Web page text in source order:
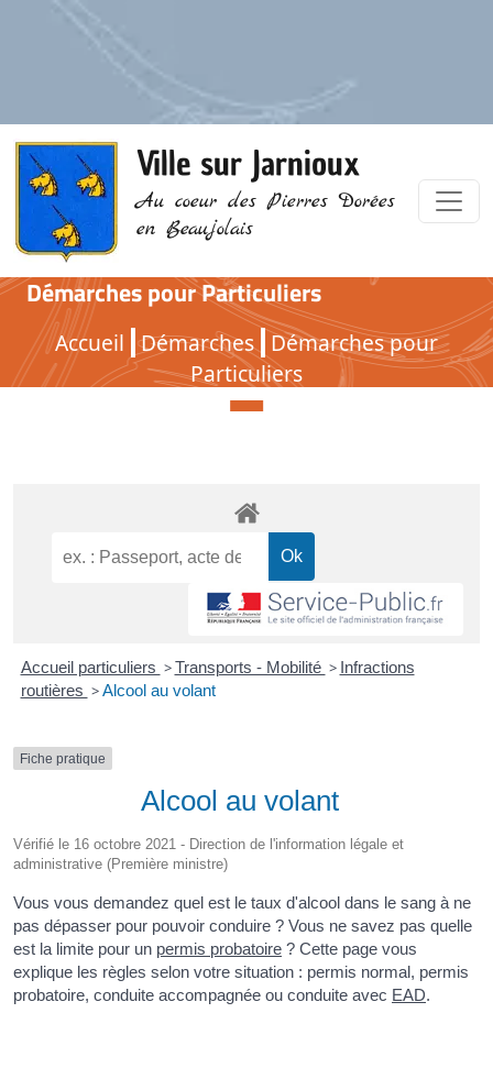
Ville sur Jarnioux
Au coeur des Pierres Dorées
en Beaujolais
Démarches pour Particuliers
Accueil Démarches Démarches pour
Particuliers
Démarches pour Particuliers
Accueil particuliers > Transports - Mobilité > Infractions
routières > Alcool au volant
Fiche pratique
Alcool au volant
Vérifié le 16 octobre 2021 - Direction de l'information légale et
administrative (Première ministre)
Vous vous demandez quel est le taux d'alcool dans le sang à ne
pas dépasser pour pouvoir conduire ? Vous ne savez pas quelle
est la limite pour un permis probatoire ? Cette page vous
explique les règles selon votre situation : permis normal, permis
probatoire, conduite accompagnée ou conduite avec EAD.